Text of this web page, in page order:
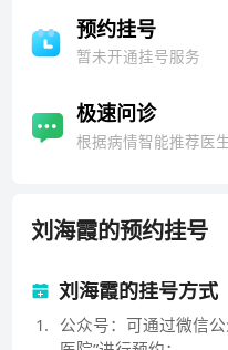
状腺疾病及性腺等内分
疾病导致不孕不育等。
疗、术前功能评估与术
质量。 (6)可治愈性高
(7)骨质疏松、痛风、高
用、推广于临床，所带
居国内领先。在儿童生
特色方向，发现努南综
征、特纳综合征、雄激
理，尽力助力生育，回
预，避免引起机体损害
养不良患者增加肌肉和
高生活质量。
预约挂号
暂未开通挂号服务
极速问诊
根据病情智能推荐医生
刘海霞的预约挂号
刘海霞的挂号方式
1. 公众号：可通过微信